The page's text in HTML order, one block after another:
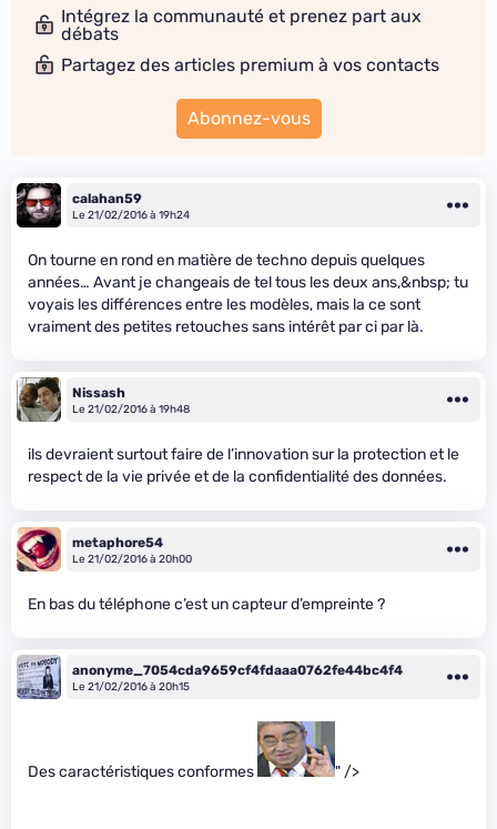
Intégrez la communauté et prenez part aux
débats
Partagez des articles premium à vos contacts
Abonnez-vous
calahan59
Le 21/02/2016 à 19h24
On tourne en rond en matière de techno depuis quelques
années… Avant je changeais de tel tous les deux ans,&nbsp; tu
voyais les différences entre les modèles, mais la ce sont
vraiment des petites retouches sans intérêt par ci par là.
Nissash
Le 21/02/2016 à 19h48
ils devraient surtout faire de l’innovation sur la protection et le
respect de la vie privée et de la confidentialité des données.
metaphore54
Le 21/02/2016 à 20h00
En bas du téléphone c’est un capteur d’empreinte ?
anonyme_7054cda9659cf4fdaaa0762fe44bc4f4
Le 21/02/2016 à 20h15
Des caractéristiques conformes " />